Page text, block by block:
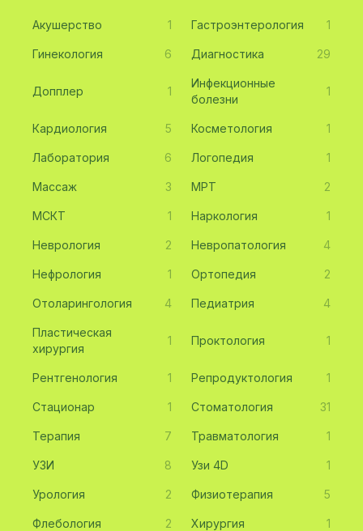
Акушерство 1 Гастроэнтерология 1
Гинекология 6 Диагностика 29
Допплер 1
Инфекционные
болезни
1
Кардиология 5 Косметология 1
Лаборатория 6 Логопедия 1
Массаж 3 МРТ 2
МСКТ 1 Наркология 1
Неврология 2 Невропатология 4
Нефрология 1 Ортопедия 2
Отоларингология 4 Педиатрия 4
Пластическая
хирургия
1 Проктология 1
Рентгенология 1 Репродуктология 1
Стационар 1 Стоматология 31
Терапия 7 Травматология 1
УЗИ 8 Узи 4D 1
Урология 2 Физиотерапия 5
Флебология 2 Хирургия 1